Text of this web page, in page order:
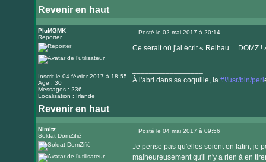
Revenir en haut
le
internet
PluMGMK
Reporter
Inscrit le 04 février 2017 à 18:55
Age : 30
Messages : 236
Localisation : Irlande
Posté le 02 mai 2017 à 20:14
Ce serait où j'ai écrit « Relhau… DOMZ
À l'abri dans sa coquille, la #!/usr/bin/perl
Revenir en haut
Visiter
le
internet
Nimitz
Soldat DomZifié
Posté le 04 mai 2017 à 09:56
Je pense pas qu'elles soient en latin, je
malheureusement qu'il n'y a rien à en